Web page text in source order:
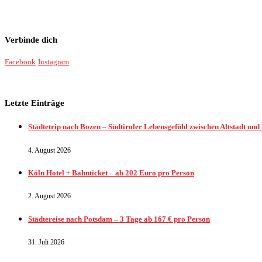
Verbinde dich
Facebook Instagram
Letzte Einträge
Städtetrip nach Bozen – Südtiroler Lebensgefühl zwischen Altstadt und
4. August 2026
Köln Hotel + Bahnticket – ab 202 Euro pro Person
2. August 2026
Städtereise nach Potsdam – 3 Tage ab 167 € pro Person
31. Juli 2026